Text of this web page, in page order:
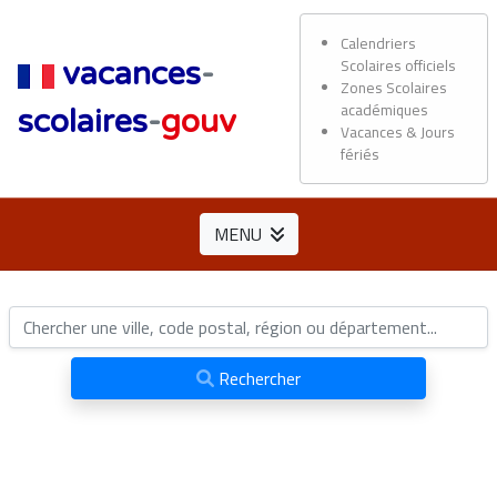
vacances-
scolaires-gouv
Calendriers
Scolaires officiels
Zones Scolaires
académiques
Vacances & Jours
fériés
MENU
Rechercher